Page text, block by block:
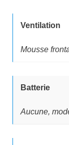
Ventilation
Mousse
Batterie
Aucune,